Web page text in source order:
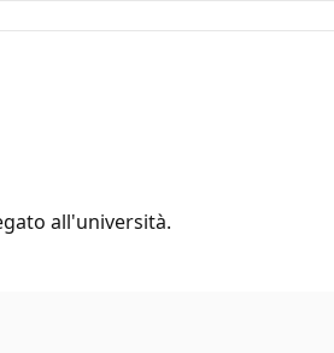
all'università.